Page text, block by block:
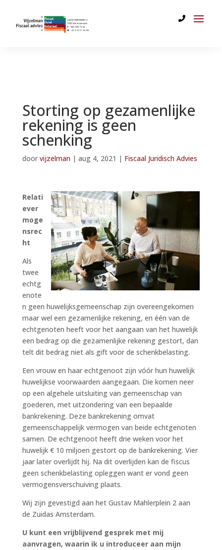
Storting op gezamenlijke
rekening is geen
schenking
door vijzelman| aug 4, 2021 | Fiscaal Juridisch Advies
Relati
ever
moge
nsrec
ht
Als
twee
echtg
enote
n geen huwelijksgemeenschap zijn overeengekomen
maar wel een gezamenlijke rekening, en één van de
echtgenoten heeft voor het aangaan van het huwelijk
een bedrag op die gezamenlijke rekening gestort, dan
telt dit bedrag niet als gift voor de schenkbelasting.
Een vrouw en haar echtgenoot zijn vóór hun huwelijk
huwelijkse voorwaarden aangegaan. Die komen neer
op een algehele uitsluiting van gemeenschap van
goederen, met uitzondering van een bepaalde
bankrekening. Deze bankrekening omvat
gemeenschappelijk vermogen van beide echtgenoten
samen. De echtgenoot heeft drie weken voor het
huwelijk € 10 miljoen gestort op de bankrekening. Vier
jaar later overlijdt hij. Na dit overlijden kan de fiscus
geen schenkbelasting opleggen want er vond geen
vermogensverschuiving plaats.
Wij zijn gevestigd aan het Gustav Mahlerplein 2 aan
de Zuidas Amsterdam.
U kunt een vrijblijvend gesprek met mij
aanvragen, waarin ik u introduceer aan mijn